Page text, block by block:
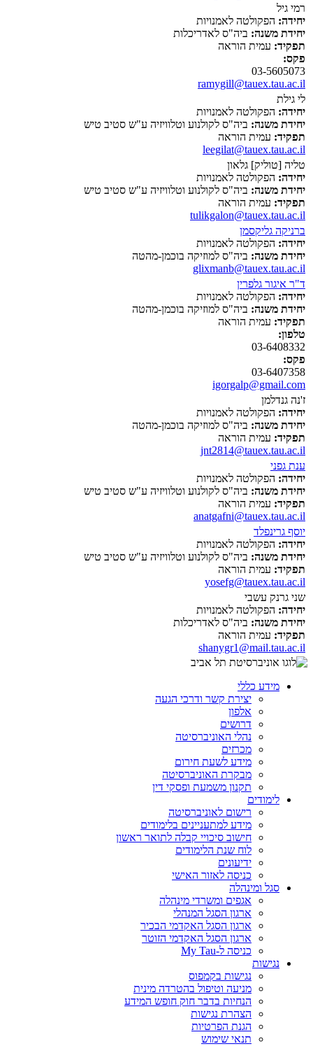
רמי גיל
יחידה: הפקולטה לאמנויות
יחידת משנה: ביה"ס לאדריכלות
תפקיד: עמית הוראה
פקס:
03-5605073
ramygill@tauex.tau.ac.il
לי גילת
יחידה: הפקולטה לאמנויות
יחידת משנה: ביה"ס לקולנוע וטלוויזיה ע"ש סטיב טיש
תפקיד: עמית הוראה
leegilat@tauex.tau.ac.il
טליה [טוליק] גלאון
יחידה: הפקולטה לאמנויות
יחידת משנה: ביה"ס לקולנוע וטלוויזיה ע"ש סטיב טיש
תפקיד: עמית הוראה
tulikgalon@tauex.tau.ac.il
ברניקה גליקסמן
יחידה: הפקולטה לאמנויות
יחידת משנה: ביה"ס למוזיקה בוכמן-מהטה
glixmanb@tauex.tau.ac.il
ד"ר איגור גלפרין
יחידה: הפקולטה לאמנויות
יחידת משנה: ביה"ס למוזיקה בוכמן-מהטה
תפקיד: עמית הוראה
טלפון:
03-6408332
פקס:
03-6407358
igorgalp@gmail.com
ז'נה גנדלמן
יחידה: הפקולטה לאמנויות
יחידת משנה: ביה"ס למוזיקה בוכמן-מהטה
תפקיד: עמית הוראה
jnt2814@tauex.tau.ac.il
ענת גפני
יחידה: הפקולטה לאמנויות
יחידת משנה: ביה"ס לקולנוע וטלוויזיה ע"ש סטיב טיש
תפקיד: עמית הוראה
anatgafni@tauex.tau.ac.il
יוסף גרינפלד
יחידה: הפקולטה לאמנויות
יחידת משנה: ביה"ס לקולנוע וטלוויזיה ע"ש סטיב טיש
תפקיד: עמית הוראה
yosefg@tauex.tau.ac.il
שני גרנק עשבי
יחידה: הפקולטה לאמנויות
יחידת משנה: ביה"ס לאדריכלות
תפקיד: עמית הוראה
shanygr1@mail.tau.ac.il
מידע כללי
יצירת קשר ודרכי הגעה
אלפון
דרושים
נהלי האוניברסיטה
מכרזים
מידע לשעת חירום
מבקרת האוניברסיטה
תקנון משמעת ופסקי דין
לימודים
רישום לאוניברסיטה
מידע למתעניינים בלימודים
חישוב סיכויי קבלה לתואר ראשון
לוח שנת הלימודים
ידיעונים
כניסה לאזור האישי
סגל ומינהלה
אגפים ומשרדי מינהלה
ארגון הסגל המנהלי
ארגון הסגל האקדמי הבכיר
ארגון הסגל האקדמי הזוטר
כניסה ל-My Tau
נגישות
נגישות בקמפוס
מניעה וטיפול בהטרדה מינית
הנחיות בדבר חוק חופש המידע
הצהרת נגישות
הגנת הפרטיות
תנאי שימוש